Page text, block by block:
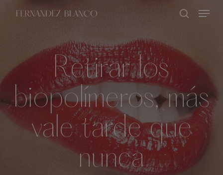
content
Menu
Retirar los
biopolímeros, más
vale tarde que
nunca